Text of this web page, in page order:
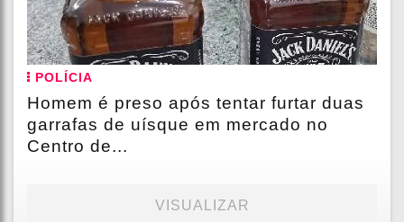
POLÍCIA
Homem é preso após tentar furtar duas
garrafas de uísque em mercado no
Centro de...
VISUALIZAR